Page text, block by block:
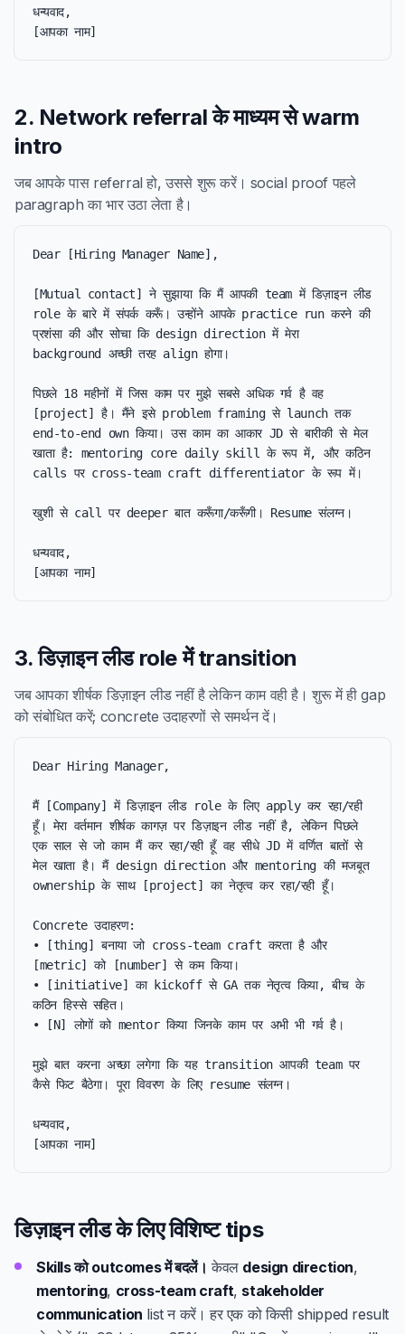
धन्यवाद,
[आपका नाम]
2. Network referral के माध्यम से warm
intro
जब आपके पास referral हो, उससे शुरू करें। social proof पहले
paragraph का भार उठा लेता है।
Dear [Hiring Manager Name],
[Mutual contact] ने सुझाया कि मैं आपकी team में डिज़ाइन लीड
role के बारे में संपर्क करूँ। उन्होंने आपके practice run करने की
प्रशंसा की और सोचा कि design direction में मेरा
background अच्छी तरह align होगा।
पिछले 18 महीनों में जिस काम पर मुझे सबसे अधिक गर्व है वह
[project] है। मैंने इसे problem framing से launch तक
end-to-end own किया। उस काम का आकार JD से बारीकी से मेल
खाता है: mentoring core daily skill के रूप में, और कठिन
calls पर cross-team craft differentiator के रूप में।
खुशी से call पर deeper बात करूँगा/करूँगी। Resume संलग्न।
धन्यवाद,
[आपका नाम]
3. डिज़ाइन लीड role में transition
जब आपका शीर्षक डिज़ाइन लीड नहीं है लेकिन काम वही है। शुरू में ही gap
को संबोधित करें; concrete उदाहरणों से समर्थन दें।
Dear Hiring Manager,
मैं [Company] में डिज़ाइन लीड role के लिए apply कर रहा/रही
हूँ। मेरा वर्तमान शीर्षक कागज़ पर डिज़ाइन लीड नहीं है, लेकिन पिछले
एक साल से जो काम मैं कर रहा/रही हूँ वह सीधे JD में वर्णित बातों से
मेल खाता है। मैं design direction और mentoring की मजबूत
ownership के साथ [project] का नेतृत्व कर रहा/रही हूँ।
Concrete उदाहरण:
• [thing] बनाया जो cross-team craft करता है और
[metric] को [number] से कम किया।
• [initiative] का kickoff से GA तक नेतृत्व किया, बीच के
कठिन हिस्से सहित।
• [N] लोगों को mentor किया जिनके काम पर अभी भी गर्व है।
मुझे बात करना अच्छा लगेगा कि यह transition आपकी team पर
कैसे फिट बैठेगा। पूरा विवरण के लिए resume संलग्न।
धन्यवाद,
[आपका नाम]
डिज़ाइन लीड के लिए विशिष्ट tips
Skills को outcomes में बदलें। केवल design direction,
mentoring, cross-team craft, stakeholder
communication list न करें। हर एक को किसी shipped result